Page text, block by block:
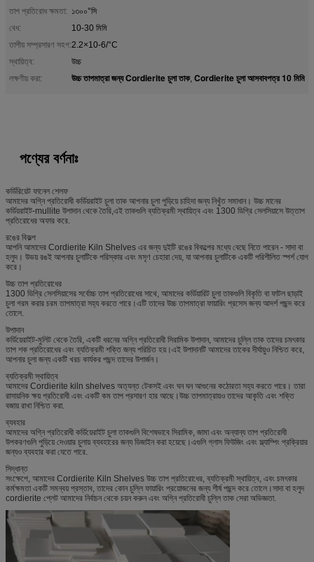
তাপ প্রতিরোধ ক্ষমতা: ১৩০০°সি
বেধ:
10-30 মিমি
তাপীয় সম্প্রসারণ সহগ:2.2×10-6/°C
স্থায়িত্ব:
উচ্চ
লক্ষণীয় করা:
উচ্চ তাপমাত্রা জন্য Cordierite চুলা তাক, Cordierite চুলা আসবাবপত্র 10 মিমি
পণ্যের বর্ণনাঃ
কর্ডিরিয়েট ফানেল শেলফ
আমাদের অগ্নি প্রতিরোধী কর্ডিয়রাইট চুলা তাক আপনার চুলা পুড়িয়ে চাহিদা জন্য নিখুঁত সমাধান। উচ্চ মানের
কর্ডিয়রাইট-mullite উপাদান থেকে তৈরি,এই তাকগুলি ব্যতিক্রমী স্থায়িত্ব এবং 1300 ডিগ্রি সেলসিয়াসে উত্তাপ
প্রতিরোধের অফার করে.
রঙের বিকল্প
আপনি আমাদের Cordierite Kiln Shelves এর জন্য দুইটি রঙের বিকল্পের মধ্যে বেছে নিতে পারেন - সাদা বা
হলুদ। উভয় রঙই আপনার চুলাটিকে পরিস্কার এবং মসৃণ চেহারা দেয়, যা আপনার চুলাটিকে একটি পরিশীলিত স্পর্শ যোগ
করে।
উচ্চ তাপ প্রতিরোধের
1300 ডিগ্রি সেলসিয়াসের সর্বোচ্চ তাপ প্রতিরোধের সাথে, আমাদের কর্ডিয়ারিট চুলা তাকগুলি বিকৃতি বা ফাটল ছাড়াই
চুলা গরম করার চরম তাপমাত্রা সহ্য করতে পারে।এটি তাদের উচ্চ তাপমাত্রা ফায়ারিং প্রসেস জন্য আদর্শ পছন্দ করে
তোলে.
উপাদান
কর্ডিয়েরাইট-মুলিট থেকে তৈরি, একটি ধরনের অগ্নি প্রতিরোধী সিরামিক উপাদান, আমাদের চুল্লি তাক তাদের চমৎকার
তাপ শক প্রতিরোধের এবং ব্যতিক্রমী শক্তি জন্য পরিচিত হয়।এই উপাদানটি আমাদের তাকের দীর্ঘায়ুও নিশ্চিত করে,
আপনার চুলা জন্য একটি খরচ কার্যকর পছন্দ তাদের উপার্জন।
ব্যতিক্রমী স্থায়িত্ব
আমাদের Cordierite kiln shelves অত্যন্ত টেকসই এবং ঘন ঘন আগুনের কঠোরতা সহ্য করতে পারে। তারা
রাসায়নিক ক্ষয় প্রতিরোধী এবং একটি কম তাপ প্রসারণ হার আছে।উচ্চ তাপমাত্রায়ও তাদের আকৃতি এবং শক্তি
বজায় রাখা নিশ্চিত করা.
ব্যবহার
আমাদের অগ্নি প্রতিরোধী কর্ডিয়েরাইট চুলা তাকগুলি বিশেষভাবে সিরামিক, জামা এবং অন্যান্য তাপ প্রতিরোধী
উপকরণগুলি পুড়িয়ে দেওয়ার চুলায় ব্যবহারের জন্য ডিজাইন করা হয়েছে।এগুলি গ্লাস ফিউজিং এবং স্ল্যাম্পিং প্রক্রিয়ার
জন্যও ব্যবহার করা যেতে পারে.
সিদ্ধান্ত
সংক্ষেপে, আমাদের Cordierite Kiln Shelves উচ্চ তাপ প্রতিরোধের, ব্যতিক্রমী স্থায়িত্ব, এবং চমৎকার
কর্মক্ষমতা একটি সমন্বয় প্রস্তাব, তাদের কোন চুল্লি ফায়ারিং প্রয়োজনের জন্য শীর্ষ পছন্দ করে তোলে।সাদা বা হলুদ
cordierite প্লেট আমাদের নির্বাচন থেকে চয়ন করুন এবং অগ্নি প্রতিরোধী চুল্লি তাক সেরা অভিজ্ঞতা.